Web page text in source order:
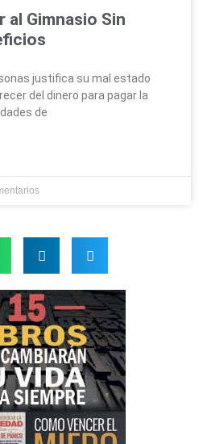
al Gimnasio Sin
justifica su mal estado
del dinero para pagar la
de